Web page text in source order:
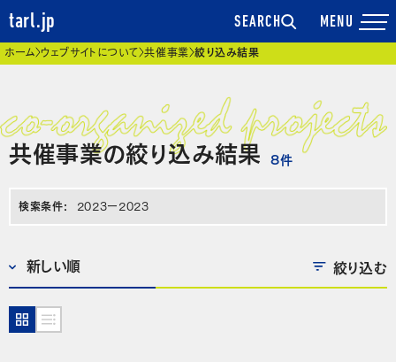
tarl.jp SEARCH
現在位置
ホーム ウェブサイトについて 共催事業 絞り込み結果
共催事業の絞り込み結果 8件
検索条件: 2023ー2023
絞り込む